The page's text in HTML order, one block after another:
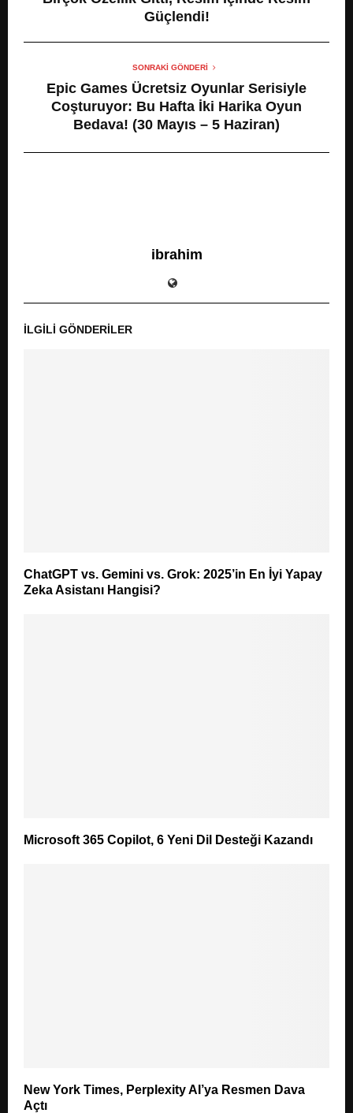
Güçlendi!
SONRAKI GÖNDERI
Epic Games Ücretsiz Oyunlar Serisiyle
Coşturuyor: Bu Hafta İki Harika Oyun
Bedava! (30 Mayıs – 5 Haziran)
ibrahim
İLGILI GÖNDERILER
ChatGPT vs. Gemini vs. Grok: 2025’in En İyi Yapay
Zeka Asistanı Hangisi?
Microsoft 365 Copilot, 6 Yeni Dil Desteği Kazandı
New York Times, Perplexity AI’ya Resmen Dava
Açtı